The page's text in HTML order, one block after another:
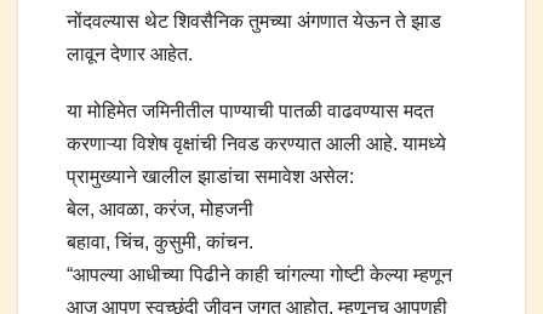
नोंदवल्यास थेट शिवसैनिक तुमच्या अंगणात येऊन ते झाड
लावून देणार आहेत.
या मोहिमेत जमिनीतील पाण्याची पातळी वाढवण्यास मदत
करणाऱ्या विशेष वृक्षांची निवड करण्यात आली आहे. यामध्ये
प्रामुख्याने खालील झाडांचा समावेश असेल:
बेल, आवळा, करंज, मोहजनी
बहावा, चिंच, कुसुमी, कांचन.
“आपल्या आधीच्या पिढीने काही चांगल्या गोष्टी केल्या म्हणून
आज आपण स्वच्छंदी जीवन जगत आहोत, म्हणूनच आपणही